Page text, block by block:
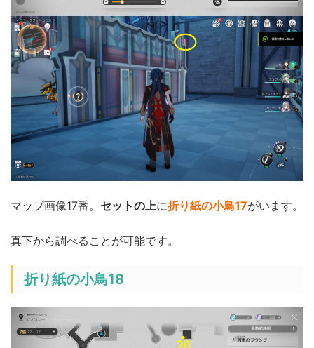
マップ画像17番。 セットの上に折り紙の小鳥17がいます。
真下から調べることが可能です。
折り紙の小鳥18